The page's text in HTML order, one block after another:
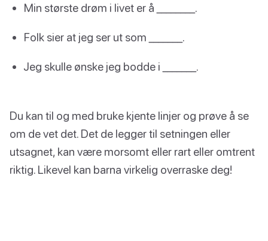
Min største drøm i livet er å ________.
Folk sier at jeg ser ut som _______.
Jeg skulle ønske jeg bodde i _______.
Du kan til og med bruke kjente linjer og prøve å se
om de vet det. Det de legger til setningen eller
utsagnet, kan være morsomt eller rart eller omtrent
riktig. Likevel kan barna virkelig overraske deg!